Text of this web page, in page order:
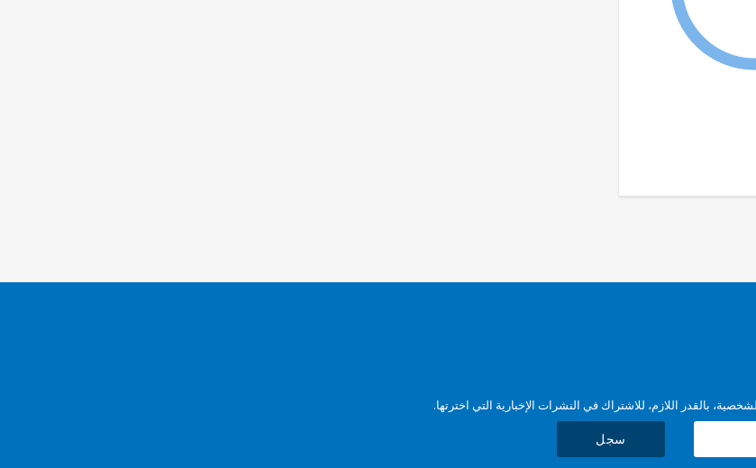
بالقدر اللازم، للاشتراك في النشرات الإخبارية التي اخترتها.
سجل